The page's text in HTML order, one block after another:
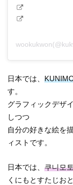
日本では、
す。
グラフィックデザ
しつつ
自分の好きな絵を
ィストです。
日本では、쿠니모
くにもとすたじお